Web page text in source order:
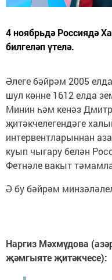
4 ноябрьдә Россиядә
билгеләп үтелә.
Әлеге бәйрәм 2005
шул көнне 1612 елда
Минин һәм кенәз
җитәкчелегендәге
интервентларыннан
куып чыгару белән
Фетнәле вакыт
Ә бу бәйрәм
Наргиз Мәхмүдова
җәмгыяте җитәкчесе):